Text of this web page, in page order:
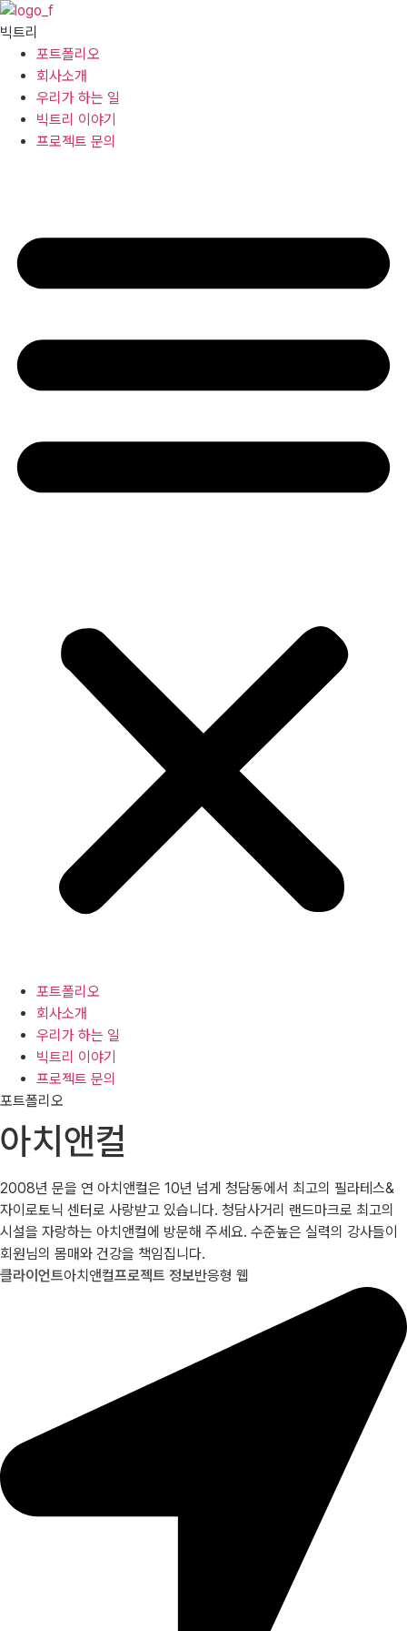
콘텐츠로
건너뛰기
빅트리
포트폴리오
회사소개
우리가 하는 일
빅트리 이야기
프로젝트 문의
포트폴리오
회사소개
우리가 하는 일
빅트리 이야기
프로젝트 문의
포트폴리오
아치앤컬
2008년 문을 연 아치앤컬은 10년 넘게 청담동에서 최고의 필라테스&
자이로토닉 센터로 사랑받고 있습니다. 청담사거리 랜드마크로 최고의
시설을 자랑하는 아치앤컬에 방문해 주세요. 수준높은 실력의 강사들이
회원님의 몸매와 건강을 책임집니다.
클라이언트아치앤컬프로젝트 정보반응형 웹